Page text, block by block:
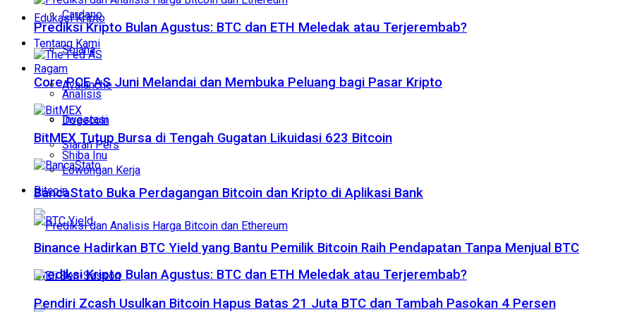
Edukasi Kripto
Tentang Kami
Ragam
Analisis
Investasi
Siaran Pers
Lowongan Kerja
Cardano
Solana
Avalanche
Dogecoin
Shiba Inu
Bitcoin
Prediksi Kripto Bulan Agustus: BTC dan ETH Meledak atau Terjerembab?
Prediksi Kripto Bulan Agustus: BTC dan ETH Meledak atau Terjerembab?
Core PCE AS Juni Melandai dan Membuka Peluang bagi Pasar Kripto
BitMEX Tutup Bursa di Tengah Gugatan Likuidasi 623 Bitcoin
BancaStato Buka Perdagangan Bitcoin dan Kripto di Aplikasi Bank
Binance Hadirkan BTC Yield yang Bantu Pemilik Bitcoin Raih Pendapatan Tanpa Menjual BTC
Pendiri Zcash Usulkan Bitcoin Hapus Batas 21 Juta BTC dan Tambah Pasokan 4 Persen